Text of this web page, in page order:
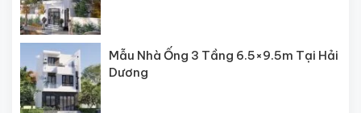
Mẫu Nhà Ống 3 Tầng 6.5×9.5m Tại Hải
Dương